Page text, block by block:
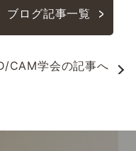
ブログ記事一覧
CAM学会の記事へ